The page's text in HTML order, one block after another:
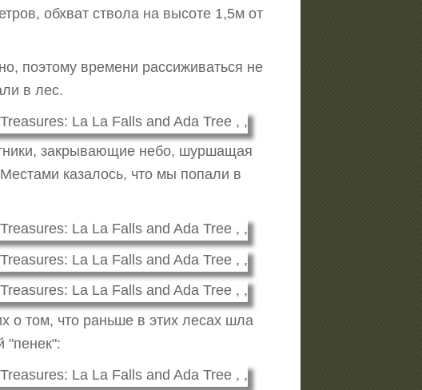
обхват ствола на высоте 1,5м от
поэтому времени рассиживаться не
в лес.
закрывающие небо, шуршащая
казалось, что мы попали в
о том, что раньше в этих лесах шла
"пенек":